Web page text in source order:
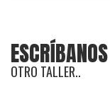
ESCRÍBANOS
OTRO TALLER..